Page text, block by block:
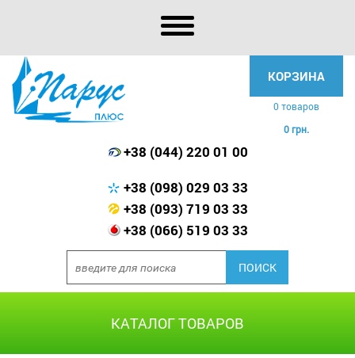
КОРЗИНА
0 товаров
0 грн.
+38 (044) 220 01 00
+38 (098) 029 03 33
+38 (093) 719 03 33
+38 (066) 519 03 33
КАТАЛОГ ТОВАРОВ